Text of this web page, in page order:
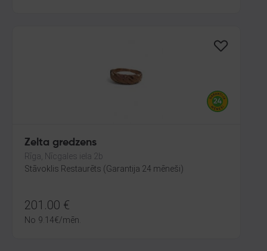
Zelta gredzens
Rīga, Nīcgales iela 2b
Stāvoklis Restaurēts (Garantija 24 mēneši)
201.00 €
No 9.14€/mēn.